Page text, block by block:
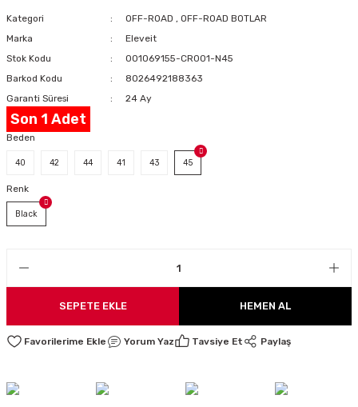
Kategori OFF-ROAD , OFF-ROAD BOTLAR
Marka
Eleveit
Stok Kodu
001069155-CR001-N45
Barkod Kodu
8026492188363
Garanti Süresi
24 Ay
Son 1 Adet
Beden
40 42 44 41 43 45
Renk
Black
SEPETE EKLE HEMEN AL
Yorum Yaz Tavsiye Et Paylaş